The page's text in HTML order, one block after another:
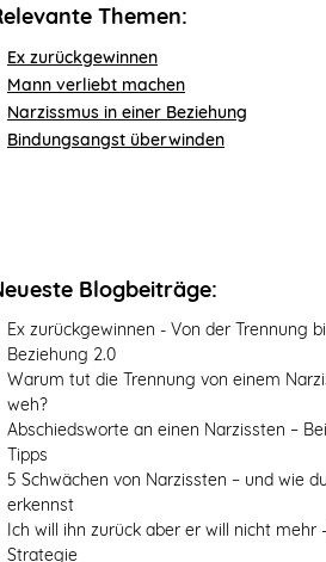
Themen:
Ex zurückgewinnen
Mann verliebt machen
Narzissmus in einer Beziehung
Bindungsangst überwinden
Blogbeiträge:
Ex zurückgewinnen - Von der Trennung
Beziehung 2.0
Warum tut die Trennung von einem
weh?
Abschiedsworte an einen Narzissten –
Tipps
5 Schwächen von Narzissten – und wie
erkennst
Ich will ihn zurück aber er will nicht mehr
Strategie